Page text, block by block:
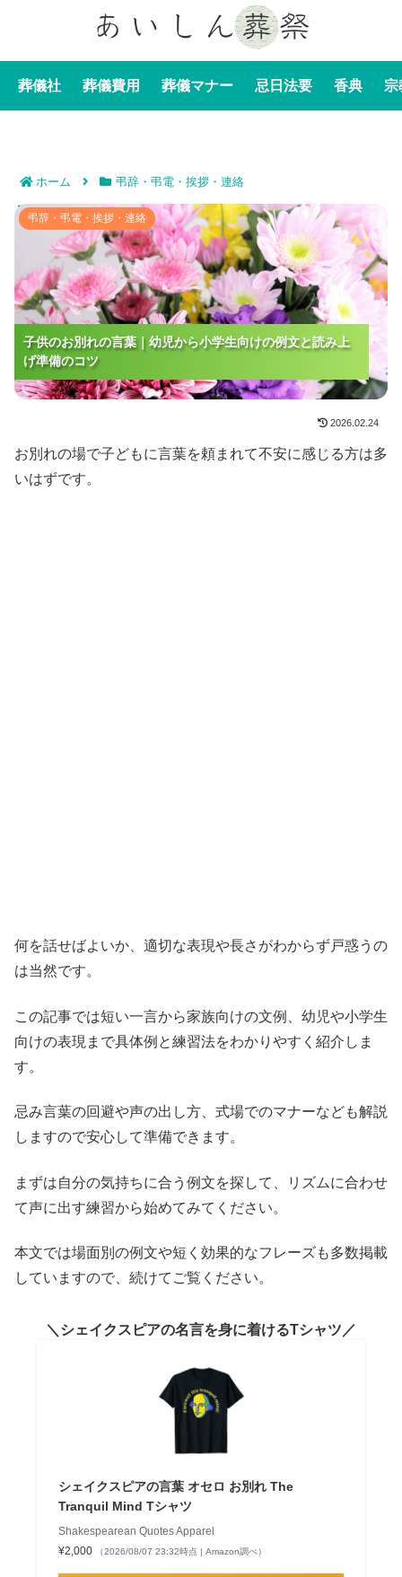
葬儀社 葬儀費用 葬儀マナー 忌日法要 香典 宗
ホーム 弔辞・弔電・挨拶・連絡
子供のお別れの言葉｜幼児から小学生向けの例文と読み
上げ準備のコツ
子供のお別れの言葉｜幼児から小学生向けの例文と読み上
げ準備のコツ
子供のお別れの言葉｜幼児から小学生向けの例文と読み上
げ準備のコツ
弔辞・弔電・挨拶・連絡
2026.02.24
お別れの場で子どもに言葉を頼まれて不安に感じる方は多
いはずです。
何を話せばよいか、適切な表現や長さがわからず戸惑うの
は当然です。
この記事では短い一言から家族向けの文例、幼児や小学生
向けの表現まで具体例と練習法をわかりやすく紹介しま
す。
忌み言葉の回避や声の出し方、式場でのマナーなども解説
しますので安心して準備できます。
まずは自分の気持ちに合う例文を探して、リズムに合わせ
て声に出す練習から始めてみてください。
本文では場面別の例文や短く効果的なフレーズも多数掲載
していますので、続けてご覧ください。
シェイクスピアの名言を身に着けるTシャツ
シェイクスピアの言葉 オセロ お別れ The
Tranquil Mind Tシャツ
Shakespearean Quotes Apparel
¥2,000
（2026/08/07 23:32時点 | Amazon調べ）